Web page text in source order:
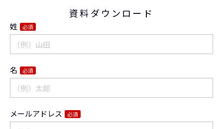
資料ダウンロード
姓 必須
名 必須
メールアドレス 必須